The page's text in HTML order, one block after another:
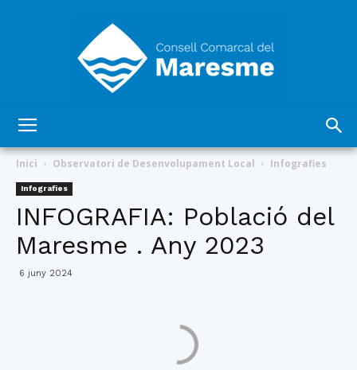
Comarcal
Maresme
Inici Observatori de Desenvolupament Local Infografies
Infografies
INFOGRAFIA: Població del
Maresme . Any 2023
6 juny 2024